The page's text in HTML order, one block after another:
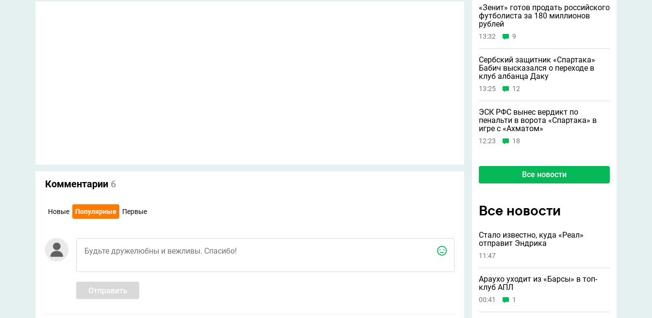
Комментарии 6
Новые Популярные Первые
Отправить
«Зенит» готов продать российского
футболиста за 180 миллионов
рублей
13:32 9
Сербский защитник «Спартака»
Бабич высказался о переходе в
клуб албанца Даку
13:25 12
ЭСК РФС вынес вердикт по
пенальти в ворота «Спартака» в
игре с «Ахматом»
12:23 18
Все новости
Все новости
Стало известно, куда «Реал»
отправит Эндрика
11:47
Араухо уходит из «Барсы» в топ-
клуб АПЛ
00:41 1